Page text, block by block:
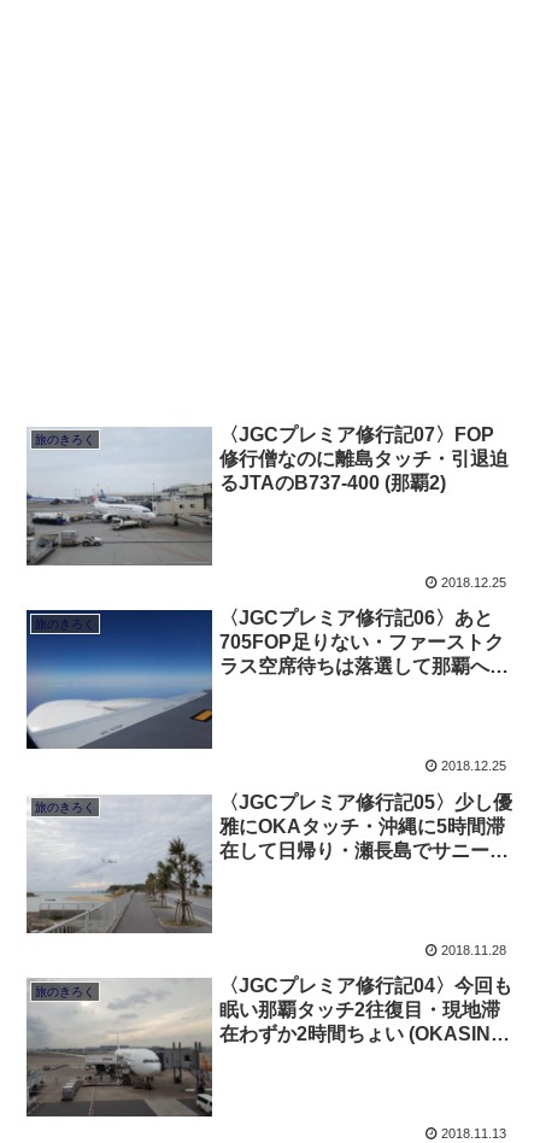
旅のきろく
〈JGCプレミア修行記07〉FOP
修行僧なのに離島タッチ・引退迫
るJTAのB737-400 (那覇2)
2018.12.25
旅のきろく
〈JGCプレミア修行記06〉あと
705FOP足りない・ファーストク
ラス空席待ちは落選して那覇へ
2018.12.25
旅のきろく
〈JGCプレミア修行記05〉少し優
雅にOKAタッチ・沖縄に5時間滞
在して日帰り・瀬長島でサニーゴ
2018.11.28
旅のきろく
〈JGCプレミア修行記04〉今回も
眠い那覇タッチ2往復目・現地滞
在わずか2時間ちょい (OKASIN2-
2018.11.13